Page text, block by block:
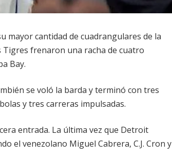
mayor cantidad de cuadrangulares de la
Tigres frenaron una racha de cuatro
Bay.
se voló la barda y terminó con tres
y tres carreras impulsadas.
entrada. La última vez que Detroit
el venezolano Miguel Cabrera, C.J. Cron y